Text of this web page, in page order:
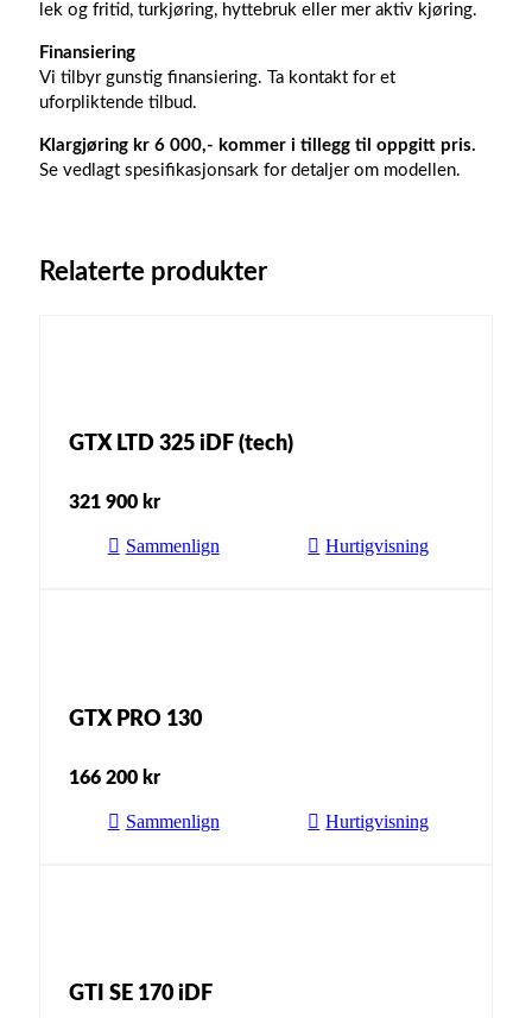
lek og fritid, turkjøring, hyttebruk eller mer aktiv kjøring.
Finansiering
Vi tilbyr gunstig finansiering. Ta kontakt for et
uforpliktende tilbud.
Klargjøring kr 6 000,- kommer i tillegg til oppgitt pris.
Se vedlagt spesifikasjonsark for detaljer om modellen.
Relaterte produkter
GTX LTD 325 iDF (tech)
321 900 kr
Sammenlign Hurtigvisning
GTX PRO 130
166 200 kr
Sammenlign Hurtigvisning
GTI SE 170 iDF